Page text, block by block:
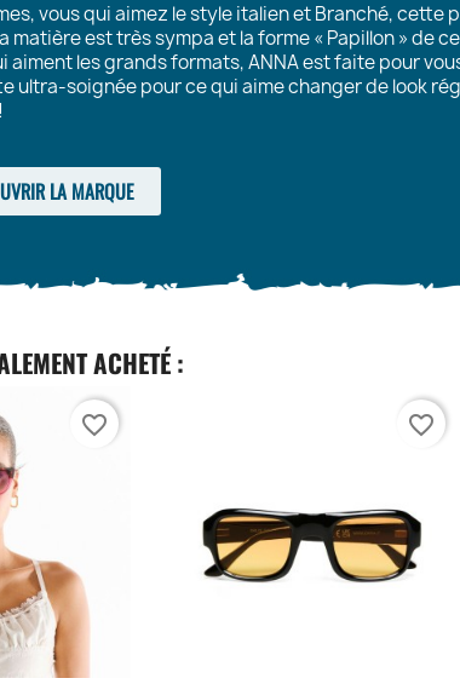
vous qui aimez le style italien et Branché, cette
matière est très sympa et la forme « Papillon » de
aiment les grands formats, ANNA est faite pour
ultra-soignée pour ce qui aime changer de look
LA MARQUE
ACHETÉ :
favorite_border favorite_border